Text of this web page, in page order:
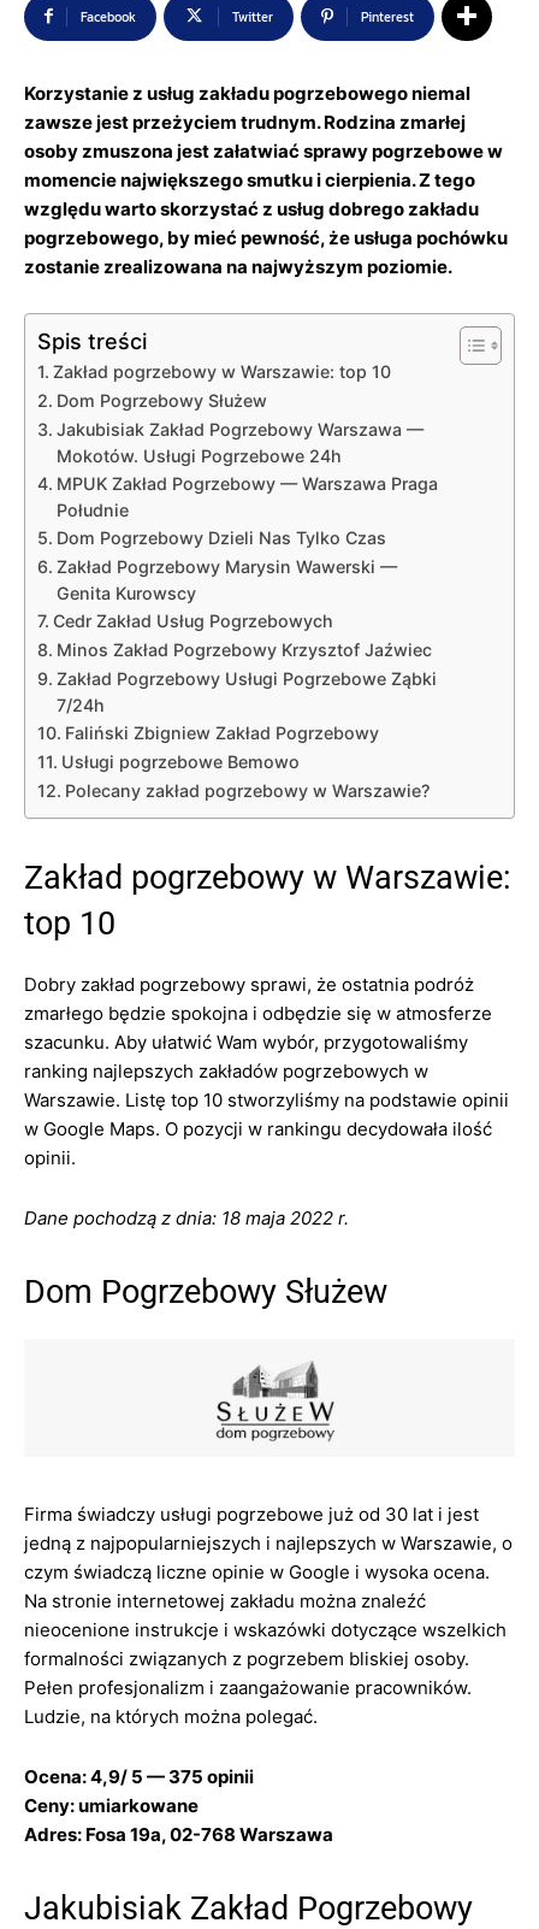
Facebook Twitter Pinterest
Korzystanie z usług zakładu pogrzebowego niemal
zawsze jest przeżyciem trudnym. Rodzina zmarłej
osoby zmuszona jest załatwiać sprawy pogrzebowe w
momencie największego smutku i cierpienia. Z tego
względu warto skorzystać z usług dobrego zakładu
pogrzebowego, by mieć pewność, że usługa pochówku
zostanie zrealizowana na najwyższym poziomie.
Spis treści
Zakład pogrzebowy w Warszawie: top 10
Dom Pogrzebowy Służew
Jakubisiak Zakład Pogrzebowy Warszawa —
Mokotów. Usługi Pogrzebowe 24h
MPUK Zakład Pogrzebowy — Warszawa Praga
Południe
Dom Pogrzebowy Dzieli Nas Tylko Czas
Zakład Pogrzebowy Marysin Wawerski —
Genita Kurowscy
Cedr Zakład Usług Pogrzebowych
Minos Zakład Pogrzebowy Krzysztof Jaźwiec
Zakład Pogrzebowy Usługi Pogrzebowe Ząbki
7/24h
Faliński Zbigniew Zakład Pogrzebowy
Usługi pogrzebowe Bemowo
Polecany zakład pogrzebowy w Warszawie?
Zakład pogrzebowy w Warszawie:
top 10
Dobry zakład pogrzebowy sprawi, że ostatnia podróż
zmarłego będzie spokojna i odbędzie się w atmosferze
szacunku. Aby ułatwić Wam wybór, przygotowaliśmy
ranking najlepszych zakładów pogrzebowych w
Warszawie. Listę top 10 stworzyliśmy na podstawie opinii
w Google Maps. O pozycji w rankingu decydowała ilość
opinii.
Dane pochodzą z dnia: 18 maja 2022 r.
Dom Pogrzebowy Służew
Firma świadczy usługi pogrzebowe już od 30 lat i jest
jedną z najpopularniejszych i najlepszych w Warszawie, o
czym świadczą liczne opinie w Google i wysoka ocena.
Na stronie internetowej zakładu można znaleźć
nieocenione instrukcje i wskazówki dotyczące wszelkich
formalności związanych z pogrzebem bliskiej osoby.
Pełen profesjonalizm i zaangażowanie pracowników.
Ludzie, na których można polegać.
Ocena: 4,9/ 5 — 375 opinii
Ceny: umiarkowane
Adres: Fosa 19a, 02-768 Warszawa
Jakubisiak Zakład Pogrzebowy